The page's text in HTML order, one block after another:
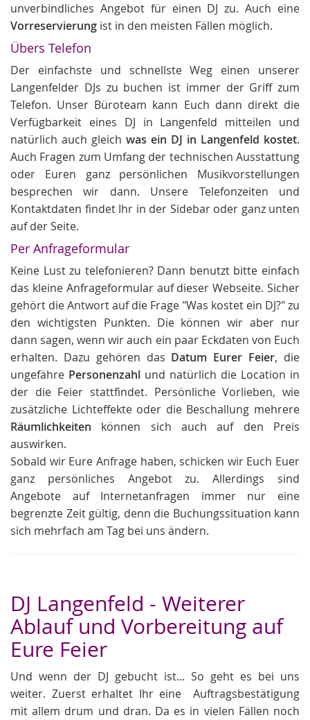
unverbindliches Angebot für einen DJ zu. Auch eine
Vorreservierung ist in den meisten Fällen möglich.
Übers Telefon
Der einfachste und schnellste Weg einen unserer
Langenfelder DJs zu buchen ist immer der Griff zum
Telefon. Unser Büroteam kann Euch dann direkt die
Verfügbarkeit eines DJ in Langenfeld mitteilen und
natürlich auch gleich was ein DJ in Langenfeld kostet.
Auch Fragen zum Umfang der technischen Ausstattung
oder Euren ganz persönlichen Musikvorstellungen
besprechen wir dann. Unsere Telefonzeiten und
Kontaktdaten findet Ihr in der Sidebar oder ganz unten
auf der Seite.
Per Anfrageformular
Keine Lust zu telefonieren? Dann benutzt bitte einfach
das kleine Anfrageformular auf dieser Webseite. Sicher
gehört die Antwort auf die Frage "Was kostet ein DJ?" zu
den wichtigsten Punkten. Die können wir aber nur
dann sagen, wenn wir auch ein paar Eckdaten von Euch
erhalten. Dazu gehören das Datum Eurer Feier, die
ungefähre Personenzahl und natürlich die Location in
der die Feier stattfindet. Persönliche Vorlieben, wie
zusätzliche Lichteffekte oder die Beschallung mehrere
Räumlichkeiten können sich auch auf den Preis
auswirken.
Sobald wir Eure Anfrage haben, schicken wir Euch Euer
ganz persönliches Angebot zu. Allerdings sind
Angebote auf Internetanfragen immer nur eine
begrenzte Zeit gültig, denn die Buchungssituation kann
sich mehrfach am Tag bei uns ändern.
DJ Langenfeld - Weiterer
Ablauf und Vorbereitung auf
Eure Feier
Und wenn der DJ gebucht ist... So geht es bei uns
weiter. Zuerst erhaltet Ihr eine Auftragsbestätigung
mit allem drum und dran. Da es in vielen Fällen noch